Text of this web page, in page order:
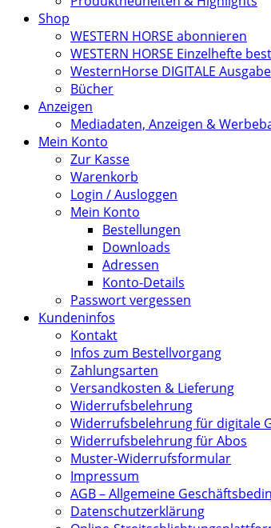
Shop
WESTERN HORSE abonnieren
WESTERN HORSE Einzelhefte
WesternHorse DIGITALE Ausgabe
Bücher
Anzeigen
Mediadaten, Anzeigen &
Mein Konto
Zur Kasse
Warenkorb
Login / Ausloggen
Mein Konto
Bestellungen
Downloads
Adressen
Konto-Details
Passwort vergessen
Kundeninfos
Kontakt
Infos zum Bestellvorgang
Zahlungsarten
Versandkosten & Lieferung
Widerrufsbelehrung
Widerrufsbelehrung für digitale
Widerrufsbelehrung für Abos
Muster-Widerrufsformular
Impressum
AGB – Allgemeine
Datenschutzerklärung